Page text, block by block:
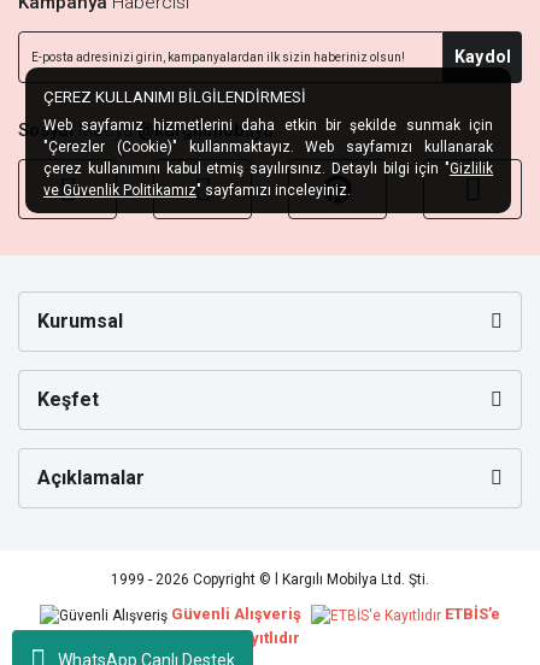
WhatsApp Canlı Destek
Kaydol
Sosyal Medya@kargilimobilya
Kurumsal
Keşfet
Açıklamalar
1999 - 2026 Copyright © l Kargılı Mobilya Ltd. Şti.
Güvenli Alışveriş
ETBİS’e
Kayıtlıdır
ÇEREZ KULLANIMI BİLGİLENDİRMESİ
Web sayfamız hizmetlerini daha etkin bir şekilde sunmak için
"Çerezler (Cookie)" kullanmaktayız. Web sayfamızı kullanarak
çerez kullanımını kabul etmiş sayılırsınız. Detaylı bilgi için "Gizlilik
ve Güvenlik Politikamız" sayfamızı inceleyiniz.